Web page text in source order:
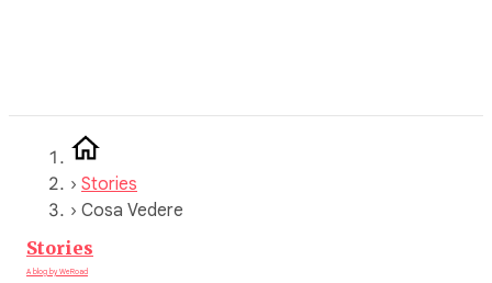
› Stories
› Cosa Vedere
Stories
A blog by WeRoad